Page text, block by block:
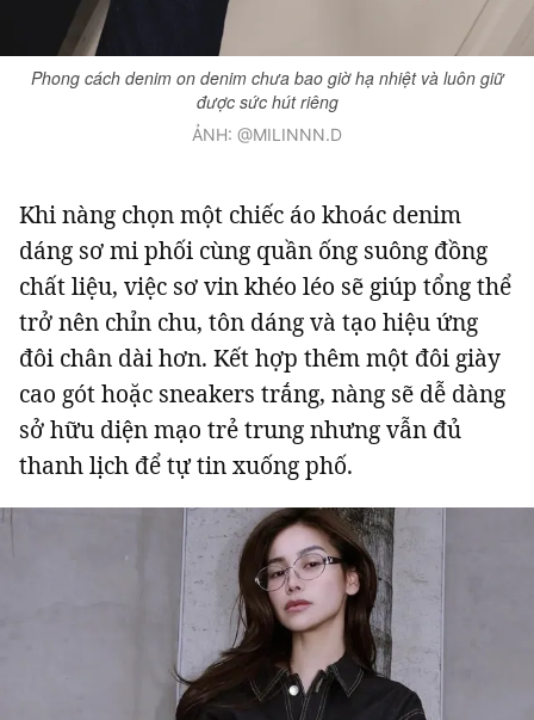
Phong cách denim on denim chưa bao giờ hạ nhiệt và luôn giữ
được sức hút riêng
ẢNH: @MILINNN.D
Khi nàng chọn một chiếc áo khoác denim
dáng sơ mi phối cùng quần ống suông đồng
chất liệu, việc sơ vin khéo léo sẽ giúp tổng thể
trở nên chỉn chu, tôn dáng và tạo hiệu ứng
đôi chân dài hơn. Kết hợp thêm một đôi giày
cao gót hoặc sneakers trắng, nàng sẽ dễ dàng
sở hữu diện mạo trẻ trung nhưng vẫn đủ
thanh lịch để tự tin xuống phố.